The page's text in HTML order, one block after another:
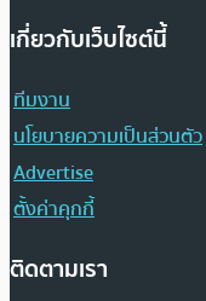
เกี่ยวกับเว็บไซต์นี้
ทีมงาน
นโยบายความเป็นส่วนตัว
Advertise
ตั้งค่าคุกกี้
ติดตามเรา